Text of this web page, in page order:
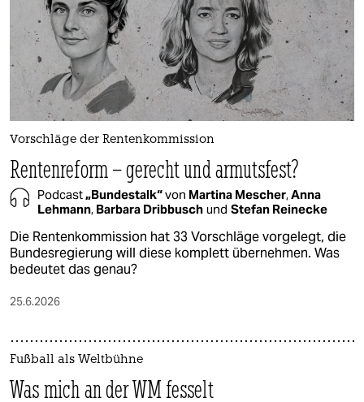
Vorschläge der Rentenkommission
Rentenreform – gerecht und armutsfest?
Podcast„Bundestalk“von Martina Mescher,Anna
Lehmann, Barbara Dribbusch und Stefan Reinecke
Die Rentenkommission hat 33 Vorschläge vorgelegt, die
Bundesregierung will diese komplett übernehmen. Was
bedeutet das genau?
25.6.2026
Fußball als Weltbühne
Was mich an der WM fesselt